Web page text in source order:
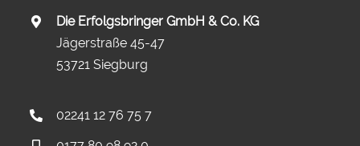
Die Erfolgsbringer GmbH & Co. KG
Jägerstraße 45-47
53721 Siegburg
02241 12 76 75 7